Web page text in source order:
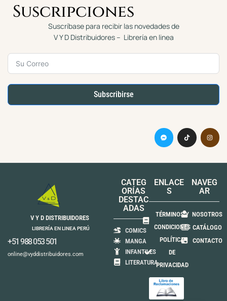
Suscripciones
Suscríbase para recibir las novedades de
V Y D Distribuidores – Librería en linea
Subscribirse
V Y D DISTRIBUIDORES
LIBRERÍA EN LINEA PERÚ
+51 988 053 501
online@vyddistribuidores.com
CATEG
ORÍAS
DESTAC
ADAS
COMICS
MANGA
INFANTILES
LITERATURA
ENLACE
S
TÉRMINOS Y
CONDICIONES
POLÍTICA
DE
PRIVACIDAD
NAVEG
AR
NOSOTROS
CATÁLOGO
CONTACTO